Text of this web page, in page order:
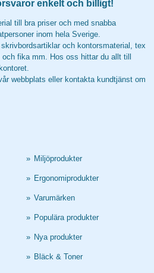
enkelt och billigt!
till bra priser och med snabba
inom hela Sverige.
och kontorsmaterial, tex
fika mm. Hos oss hittar du allt till
webbplats eller kontakta kundtjänst om
» Miljöprodukter
» Ergonomiprodukter
» Varumärken
» Populära produkter
» Nya produkter
» Bläck & Toner